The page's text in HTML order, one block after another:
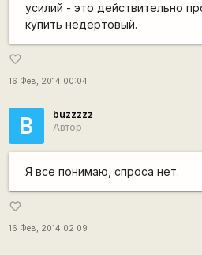
усилий - это действительно
купить недертовый.
favorite_border
16 Фев, 2014 00:04
B
buzzzzz
Автор
Я все понимаю, спроса нет.
favorite_border
16 Фев, 2014 02:09